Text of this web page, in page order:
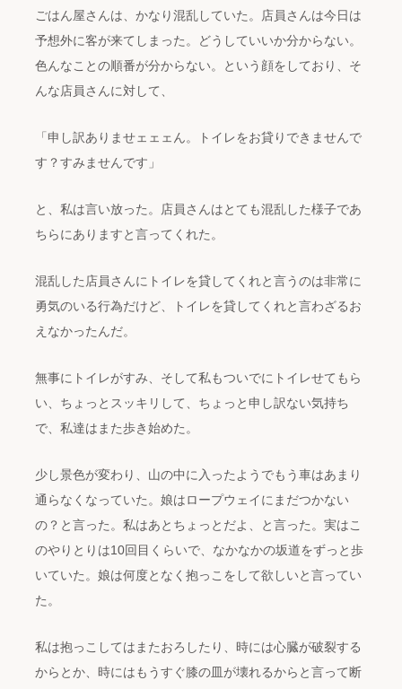
ごはん屋さんは、かなり混乱していた。店員さんは今日は
予想外に客が来てしまった。どうしていいか分からない。
色んなことの順番が分からない。という顔をしており、そ
んな店員さんに対して、
「申し訳ありませェェェん。トイレをお貸りできませんで
す？すみませんです」
と、私は言い放った。店員さんはとても混乱した様子であ
ちらにありますと言ってくれた。
混乱した店員さんにトイレを貸してくれと言うのは非常に
勇気のいる行為だけど、トイレを貸してくれと言わざるお
えなかったんだ。
無事にトイレがすみ、そして私もついでにトイレせてもら
い、ちょっとスッキリして、ちょっと申し訳ない気持ち
で、私達はまた歩き始めた。
少し景色が変わり、山の中に入ったようでもう車はあまり
通らなくなっていた。娘はロープウェイにまだつかない
の？と言った。私はあとちょっとだよ、と言った。実はこ
のやりとりは10回目くらいで、なかなかの坂道をずっと歩
いていた。娘は何度となく抱っこをして欲しいと言ってい
た。
私は抱っこしてはまたおろしたり、時には心臓が破裂する
からとか、時にはもうすぐ膝の皿が壊れるからと言って断